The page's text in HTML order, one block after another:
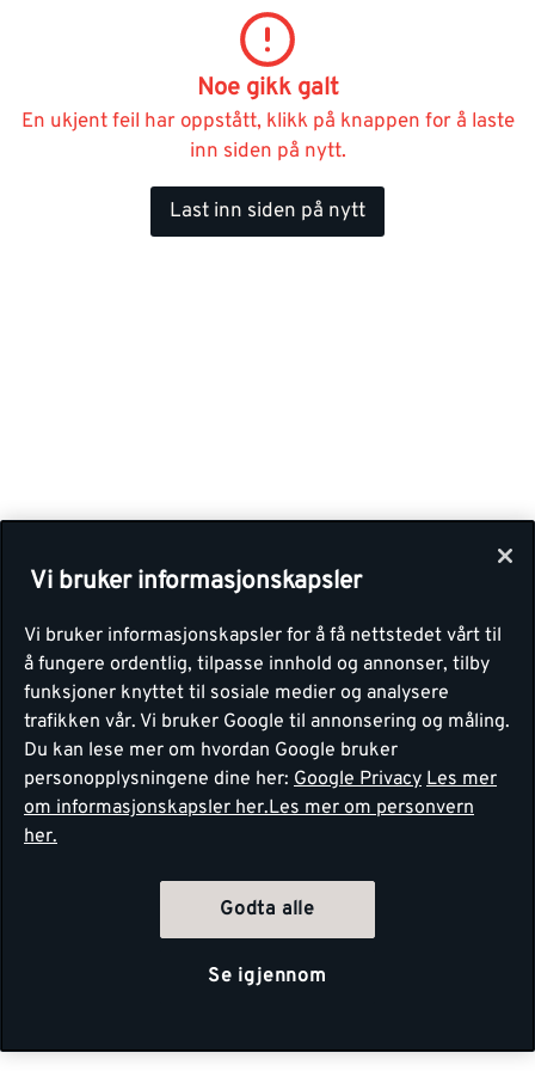
Noe gikk galt
En ukjent feil har oppstått, klikk på knappen for å laste
inn siden på nytt.
Last inn siden på nytt
Vi bruker informasjonskapsler
Vi bruker informasjonskapsler for å få nettstedet vårt til
å fungere ordentlig, tilpasse innhold og annonser, tilby
funksjoner knyttet til sosiale medier og analysere
trafikken vår. Vi bruker Google til annonsering og måling.
Du kan lese mer om hvordan Google bruker
personopplysningene dine her: Google Privacy Les mer
om informasjonskapsler her.Les mer om personvern
her.
Godta alle
Se igjennom